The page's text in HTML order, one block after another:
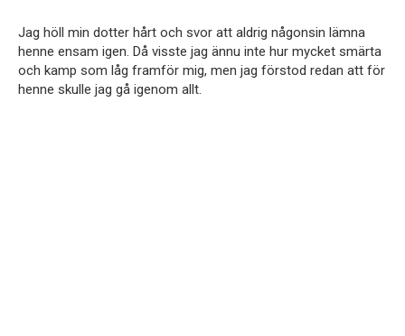
Jag höll min dotter hårt och svor att aldrig någonsin lämna
henne ensam igen. Då visste jag ännu inte hur mycket smärta
och kamp som låg framför mig, men jag förstod redan att för
henne skulle jag gå igenom allt.